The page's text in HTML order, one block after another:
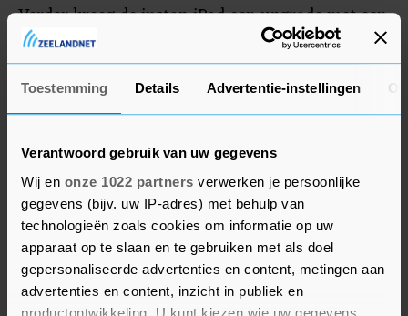
Toestemming Details Advertentie-instellingen
Verantwoord gebruik van uw gegevens
Wij en onze 1022 partners verwerken je persoonlijke
gegevens (bijv. uw IP-adres) met behulp van
technologieën zoals cookies om informatie op uw
apparaat op te slaan en te gebruiken met als doel
gepersonaliseerde advertenties en content, metingen aan
advertenties en content, inzicht in publiek en
productontwikkeling. U kunt kiezen wie uw gegevens
Verder kreeg de instap-iPad een upgrade met een
snellere processor en een betere camera aan de
voorkant. De iPad Mini, het kleinste model van de
tablet van Apple, werd grondiger opnieuw
ontworpen en lijkt nu op onder meer de iPad Air
en de iPad Pro. Dat model kreeg verder een beter
scherm, snellere processor en betere camera's.